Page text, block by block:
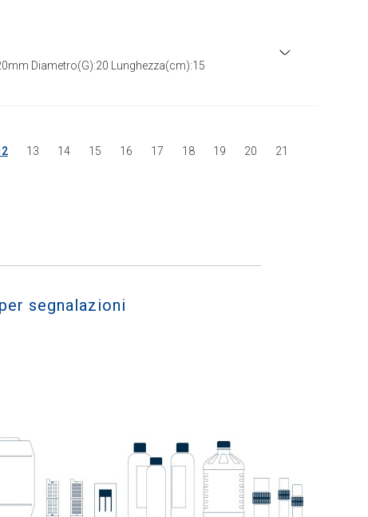
Diametro(G):20 Lunghezza(cm):15
13 14 15 16 17 18 19 20
21
segnalazioni